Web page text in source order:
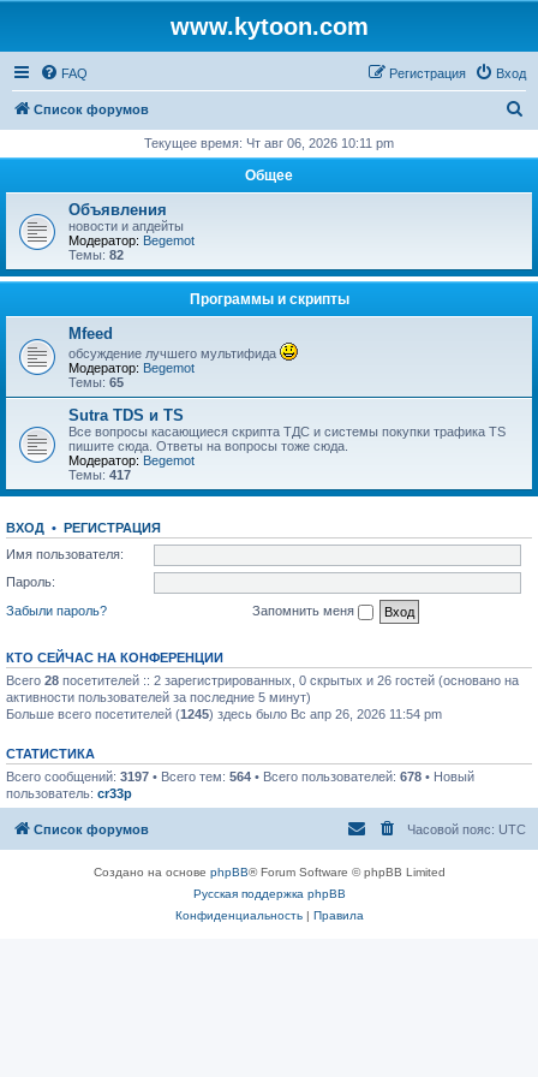
www.kytoon.com
FAQ Вход
Регистрация
Список форумов
с
Текущее время: Чт авг 06, 2026 10:11 pm
Общее
Объявления
новости и апдейты
Модератор: Begemot
Темы: 82
Программы и скрипты
Mfeed
обсуждение лучшего мультифида
Модератор: Begemot
Темы: 65
Sutra TDS и TS
Все вопросы касающиеся скрипта ТДС и системы покупки трафика TS
пишите сюда. Ответы на вопросы тоже сюда.
Модератор: Begemot
Темы: 417
ВХОД • РЕГИСТРАЦИЯ
Имя пользователя:
Пароль:
Забыли пароль?
Запомнить меня
КТО СЕЙЧАС НА КОНФЕРЕНЦИИ
Всего 28 посетителей :: 2 зарегистрированных, 0 скрытых и 26 гостей (основано на
активности пользователей за последние 5 минут)
Больше всего посетителей (1245) здесь было Вс апр 26, 2026 11:54 pm
СТАТИСТИКА
Всего сообщений: 3197 • Всего тем: 564 • Всего пользователей: 678 • Новый
пользователь: cr33p
Список форумов Часовой пояс: UTC
Создано на основе phpBB® Forum Software © phpBB Limited
Русская поддержка phpBB
Конфиденциальность| Правила